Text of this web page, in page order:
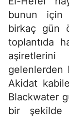
bunun için
birkaç gün
toplantıda
gelenlerden
Akidat
Blackwater
bir şekilde